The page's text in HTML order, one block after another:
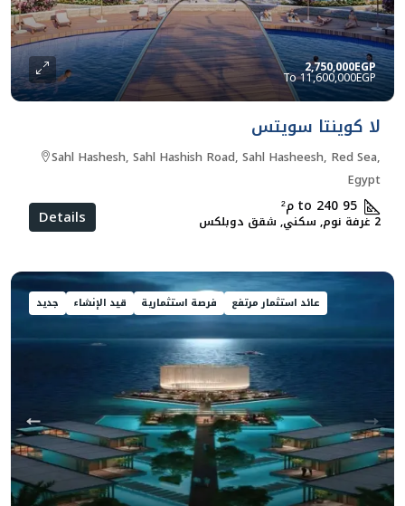
2,750,000EGP
11,600,000EGP
لا كوينتا سويتس
Sahl Hashesh, Sahl Hashish Road, Sahl Hasheesh, Red Sea,
Egypt
95 to 240 م²
2 غرفة نوم, سكني, شقق دوبلكس Details
عائد استثمار مرتفع فرصة استثمارية قيد الإنشاء جديد